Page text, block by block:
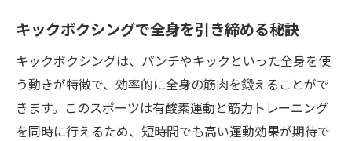
す方法
無理なく続くキックボクシングのダイエッ
ト効果
週2回のキックボクシングで感じる変化
キックボクシングで全身を引き締める秘訣
キックボクシングは、パンチやキックといった全身を使
う動きが特徴で、効率的に全身の筋肉を鍛えることがで
きます。このスポーツは有酸素運動と筋力トレーニング
を同時に行えるため、短時間でも高い運動効果が期待で